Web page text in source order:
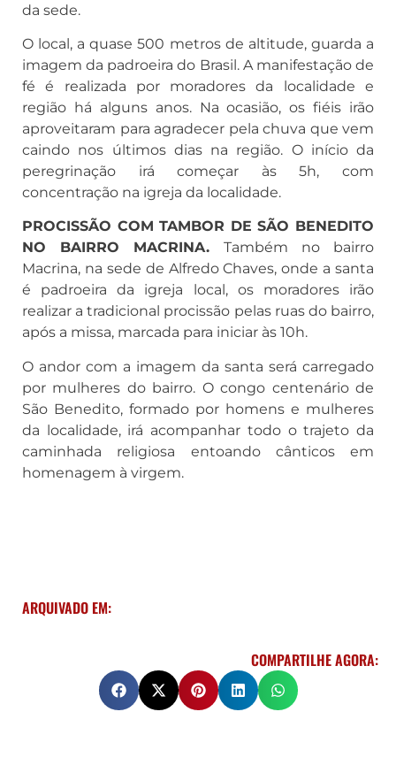
da sede.
O local, a quase 500 metros de altitude, guarda a
imagem da padroeira do Brasil. A manifestação de
fé é realizada por moradores da localidade e
região há alguns anos. Na ocasião, os fiéis irão
aproveitaram para agradecer pela chuva que vem
caindo nos últimos dias na região. O início da
peregrinação irá começar às 5h, com
concentração na igreja da localidade.
PROCISSÃO COM TAMBOR DE SÃO BENEDITO
NO BAIRRO MACRINA. Também no bairro
Macrina, na sede de Alfredo Chaves, onde a santa
é padroeira da igreja local, os moradores irão
realizar a tradicional procissão pelas ruas do bairro,
após a missa, marcada para iniciar às 10h.
O andor com a imagem da santa será carregado
por mulheres do bairro. O congo centenário de
São Benedito, formado por homens e mulheres
da localidade, irá acompanhar todo o trajeto da
caminhada religiosa entoando cânticos em
homenagem à virgem.
ARQUIVADO EM:
COMPARTILHE AGORA: